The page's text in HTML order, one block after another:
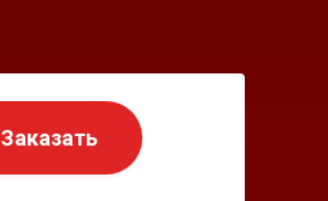
Заказать